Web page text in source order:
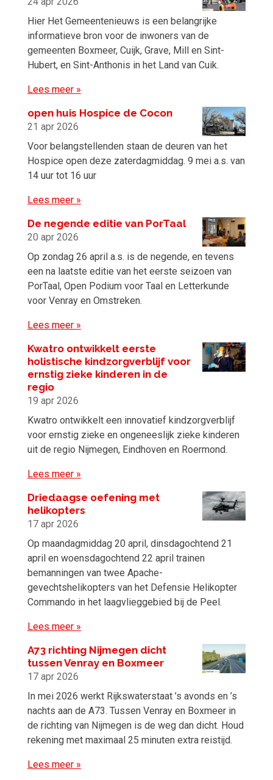
Hier Het Gemeentenieuws is een belangrijke
informatieve bron voor de inwoners van de
gemeenten Boxmeer, Cuijk, Grave, Mill en Sint-
Hubert, en Sint-Anthonis in het Land van Cuik.
Lees meer »
open huis Hospice de Cocon
21 apr 2026
Voor belangstellenden staan de deuren van het
Hospice open deze zaterdagmiddag. 9 mei a.s. van
14 uur tot 16 uur
Lees meer »
De negende editie van PorTaal
20 apr 2026
Op zondag 26 april a.s. is de negende, en tevens
een na laatste editie van het eerste seizoen van
PorTaal, Open Podium voor Taal en Letterkunde
voor Venray en Omstreken.
Lees meer »
Kwatro ontwikkelt eerste
holistische kindzorgverblijf voor
ernstig zieke kinderen in de
regio
19 apr 2026
Kwatro ontwikkelt een innovatief kindzorgverblijf
voor ernstig zieke en ongeneeslijk zieke kinderen
uit de regio Nijmegen, Eindhoven en Roermond.
Lees meer »
Driedaagse oefening met
helikopters
17 apr 2026
Op maandagmiddag 20 april, dinsdagochtend 21
april en woensdagochtend 22 april trainen
bemanningen van twee Apache-
gevechtshelikopters van het Defensie Helikopter
Commando in het laagvlieggebied bij de Peel.
Lees meer »
A73 richting Nijmegen dicht
tussen Venray en Boxmeer
17 apr 2026
In mei 2026 werkt Rijkswaterstaat ’s avonds en ’s
nachts aan de A73. Tussen Venray en Boxmeer in
de richting van Nijmegen is de weg dan dicht. Houd
rekening met maximaal 25 minuten extra reistijd.
Lees meer »